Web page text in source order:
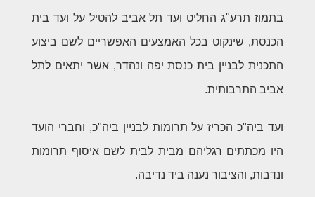
בתמוז תרע"ג החליט ועד תל אביב להטיל על ועד בית
הכנסת, שינקוט בכל האמצעים האפשריים לשם ביצוע
התכנית לבניין בית כנסת יפה ונהדר, אשר יתאים לתל
אביב התרבותית.
ועד ביה"כ הכריז על תרומות לבניין ביה"כ, וחברי הועד
היו מכתתים רגליהם מבית לבית לשם איסוף תרומות
ונדבות, והציבור נענה ביד נדיבה.